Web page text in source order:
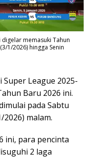
memasuki Tahun
1/2026) hingga Senin
Super League 2025-
Baru 2026 ini.
pada Sabtu
malam.
ini, para pencinta
2 laga